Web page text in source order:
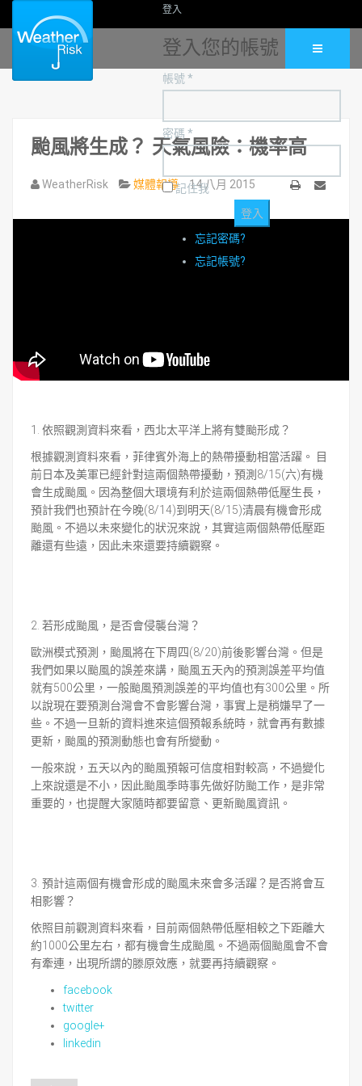
登入
登入您的帳號
帳號 *
密碼 *
記住我
忘記密碼?
忘記帳號?
颱風將生成？ 天氣風險：機率高
WeatherRisk 媒體報導
14 八月 2015
1. 依照觀測資料來看，西北太平洋上將有雙颱形成？
根據觀測資料來看，菲律賓外海上的熱帶擾動相當活躍。 目
前日本及美軍已經針對這兩個熱帶擾動，預測8/15(六)有機
會生成颱風。因為整個大環境有利於這兩個熱帶低壓生長，
預計我們也預計在今晚(8/14)到明天(8/15)清晨有機會形成
颱風。不過以未來變化的狀況來說，其實這兩個熱帶低壓距
離還有些遠，因此未來還要持續觀察。
2. 若形成颱風，是否會侵襲台灣？
歐洲模式預測，颱風將在下周四(8/20)前後影響台灣。 但是
我們如果以颱風的誤差來講， 颱風五天內的預測誤差平均值
就有500公里， 一般颱風預測誤差的平均值也有300公里。 所
以說現在要預測台灣會不會影響台灣，事實上是稍嫌早了一
些。 不過一旦新的資料進來這個預報系統時，就會再有數據
更新， 颱風的預測動態也會有所變動。
一般來說，五天以內的颱風預報可信度相對較高， 不過變化
上來說還是不小，因此颱風季時事先做好防颱工作， 是非常
重要的，也提醒大家隨時都要留意、更新颱風資訊。
3. 預計這兩個有機會形成的颱風未來會多活躍？是否將會互
相影響？
依照目前觀測資料來看， 目前兩個熱帶低壓相較之下距離大
約1000公里左右， 都有機會生成颱風。不過兩個颱風會不會
有牽連， 出現所謂的滕原效應，就要再持續觀察。
facebook
twitter
google+
linkedin